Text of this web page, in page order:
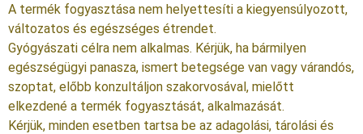
A termék fogyasztása nem helyettesíti a kiegyensúlyozott,
változatos és egészséges étrendet.
Gyógyászati célra nem alkalmas. Kérjük, ha bármilyen
egészségügyi panasza, ismert betegsége van vagy várandós,
szoptat, előbb konzultáljon szakorvosával, mielőtt
elkezdené a termék fogyasztását, alkalmazását.
Kérjük, minden esetben tartsa be az adagolási, tárolási és